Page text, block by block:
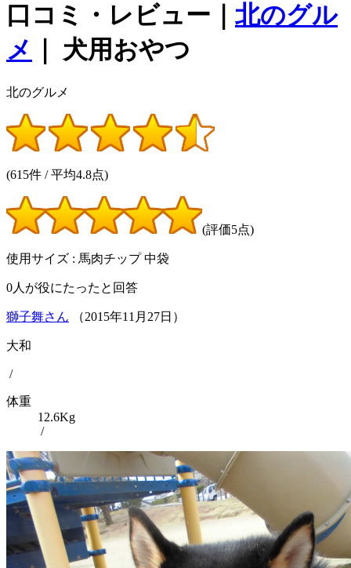
口コミ・レビュー｜ 北のグル
メ
｜ 犬用おやつ
北のグルメ
(615件 / 平均4.8点)
(評価5点)
使用サイズ : 馬肉チップ 中袋
0人が役にたったと回答
獅子舞さん （2015年11 月 27日）
大和
/
体重
12.6Kg
/